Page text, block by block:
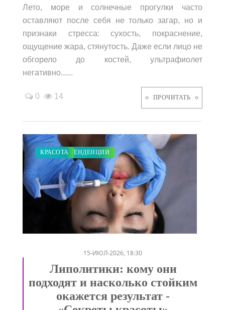
Лето, море и солнечные прогулки часто
оставляют после себя не только загар, но и
признаки стресса: сухость, покраснение,
ощущение жара, стянутость. Даже если лицо не
обгорело до костей, ультрафиолет
негативно......
0 14 ПРОЧИТАТЬ
МОДНЫЕ ТЕНДЕНЦИИ
КРАСОТА
15-ИЮЛ-2026, 18:30
Липолитики: кому они
подходят и насколько стойким
окажется результат -